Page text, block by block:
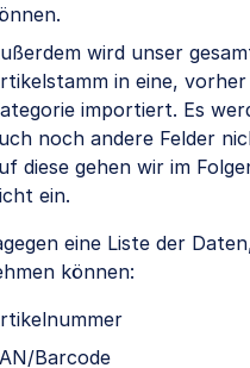
wird unser
in eine,
importiert. Es
noch andere Felder
diese gehen wir im
ein.
eine Liste der
können:
Barcode